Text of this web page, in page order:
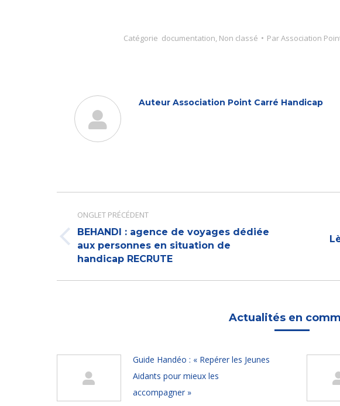
Catégorie documentation, Non classé ParAssociation
Auteur Association Point Carré Handicap
commentaire
ONGLET PRÉCÉDENT
Onglet
précédent
BEHANDI : agence de voyages dédiée
aux personnes en situation de
handicap RECRUTE
Onglet
Actualités en
Guide Handéo : « Repérer les Jeunes
Aidants pour mieux les
accompagner »